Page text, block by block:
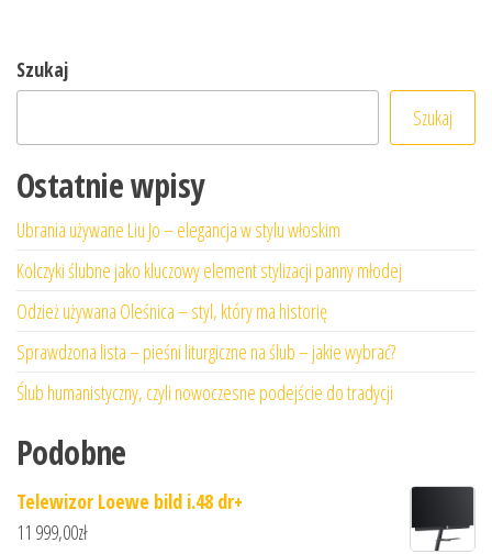
Szukaj
Szukaj
Ostatnie wpisy
Ubrania używane Liu Jo – elegancja w stylu włoskim
Kolczyki ślubne jako kluczowy element stylizacji panny młodej
Odzież używana Oleśnica – styl, który ma historię
Sprawdzona lista – pieśni liturgiczne na ślub – jakie wybrać?
Ślub humanistyczny, czyli nowoczesne podejście do tradycji
Podobne
Telewizor Loewe bild i.48 dr+
11 999,00zł